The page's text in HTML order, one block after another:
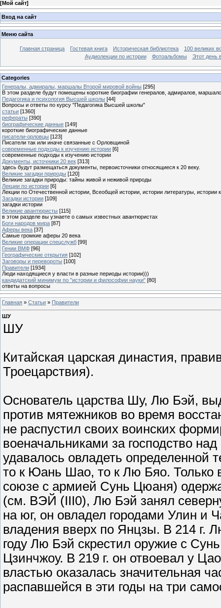
[Мой сайт]
Вход на сайт
Меню сайта
Главная страница Гостевая книга Историческая библиотека
100 великих
Аудиолекции по истории
Фотоальбомы Этот день
Categories
Генералы, адмиралы, маршалы Второй мировой войны [295]
В этом разделе будут помещены короткие биографии генералов, адмиралов,
Педагогика и психология Высшей школы [44]
Вопросы и ответы по курсу "Педагогика Высшей школы"
статьи [1360]
рефераты [390]
биографические данные [149]
короткие биографические данные
писатели-орловцы [123]
Писатели так или иначе связанные с Орловщиной
современные подходы к изучению истории [6]
современные подходы к изучению истории
Документы, источники 20 век [313]
здесь будут размещаться документы, первоисточники относящиеся к 20 веку.
Великие загадки природы [120]
Великие загадки природы: тайны живой и неживой природы
Лекции по истории [6]
Лекции по Отечественной истории, Всеобщей истории, истории литературы, истории
Загадки истории [109]
загадки истории
Великие авантюристы [115]
в этом разделе вы узнаете о самых известных авантюристах
Боги народов мира [87]
Аферы века [37]
Самые громкие аферы 20 века
Великие операции спецслужб [99]
Гении ВМФ [96]
Географические открытия [102]
Заговоры и перевороты [100]
Правители [1934]
Люди находящиеся у власти в разные периоды истории)))
кандидатский минимум по "истории и философии науки" [80]
ответы на вопросы
Главная » Статьи » Правители
ШУ
ШУ
Китайская царская династия,
Троецарствия).
Основатель царства Шу, Лю Бэй,
против мятежников во время
не распустил своих воинских
военачальниками за господство
удавалось овладеть определенной
то к Юань Шао, то к Лю Бяо. Только
союзе с армией Сунь Цюаня)
(см. ВЭЙ (III0), Лю Бэй занял
на юг, он овладел городами Улин и
владения вверх по Янцзы. В 214
году Лю Бэй скрестил оружие с
Цзинчжоу. В 219 г. он отвоевал у
властью оказалась значительная
распавшейся в эти годы на три